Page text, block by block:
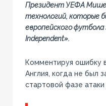
Президент УЕФА
технологий, которые
европейского
Independent».
Комментируя ошибку
Англия, когда не был
стартовой фазе